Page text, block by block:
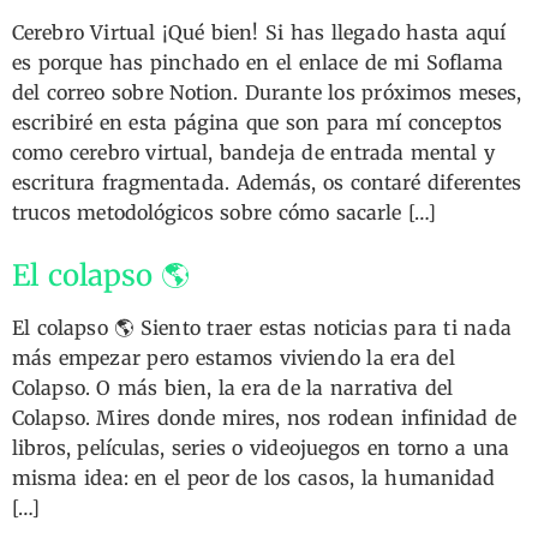
Cerebro Virtual ¡Qué bien! Si has llegado hasta aquí
es porque has pinchado en el enlace de mi Soflama
del correo sobre Notion. Durante los próximos meses,
escribiré en esta página que son para mí conceptos
como cerebro virtual, bandeja de entrada mental y
escritura fragmentada. Además, os contaré diferentes
trucos metodológicos sobre cómo sacarle […]
El colapso 🌎
El colapso 🌎 Siento traer estas noticias para ti nada
más empezar pero estamos viviendo la era del
Colapso. O más bien, la era de la narrativa del
Colapso. Mires donde mires, nos rodean infinidad de
libros, películas, series o videojuegos en torno a una
misma idea: en el peor de los casos, la humanidad
[…]